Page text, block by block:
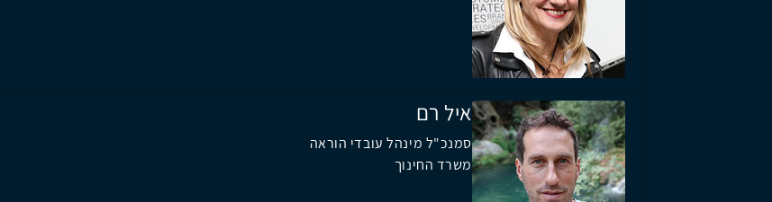
איל רם
סמנכ"ל מינהל עובדי הוראה
משרד החינוך